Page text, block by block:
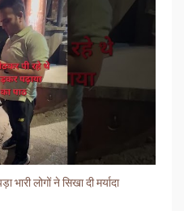
भारी लोगों ने सिखा दी मर्यादा